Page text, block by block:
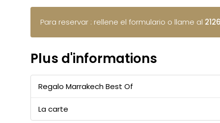
Para reservar : rellene el formulario o llame al
Plus d'informations
Regalo Marrakech Best Of
La carte